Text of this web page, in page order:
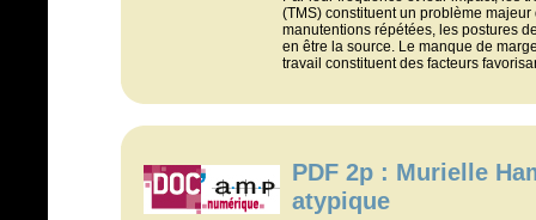
(TMS) constituent un problème
manutentions répétées, les postures
en être la source. Le manque de
travail constituent des facteurs
PDF 2p : Murielle
atypique